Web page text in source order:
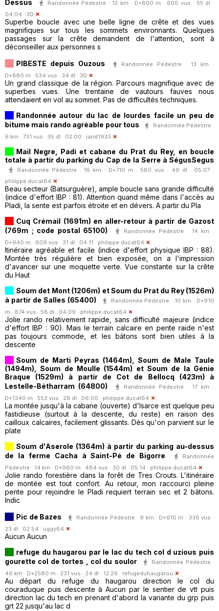
Dessus
Randonnée Pédestre · 12 km · D+800 m · 600 vus · 55 dl ·
04:04 · 3D
Superbe boucle avec une belle ligne de crête et des vues
magnifiques sur tous les sommets environnants. Quelques
passages sur la crête demandent de l'attention, sont à
déconseiller aux personnes s
PIBESTE depuis Ouzous
Randonnée Pédestre · 13 km ·
D+880 m · 534 vus · 34 dl · 3D
Un grand classique de la région. Parcours magnifique avec de
superbes vues. Une trentaine de vautours fauves nous
attendaient en vol au sommet. Pas de difficultés techniques.
Randonnée autour du lac de lourdes facile un peu de
bitume mais rando agréable pour tous
Randonnée Pédestre ·
6 km · 731 vus · 35 dl · 02:00 · jand1933
Mail Negre, Padi et cabane du Prat du Rey, en boucle
totale à partir du parking du Cap de la Serre à SégusSegus
Randonnée Pédestre · 16 km · D+710 m · 580 vus · 49 dl · 05:07 ·
philippe.ducat64
Beau secteur (Batsurguère), ample boucle sans grande difficulté
(indice d'effort IBP : 81). Attention quand même dans l'accès au
Pladi, la sente est parfois étroite et en dévers. A partir du Pla
Cuq Crémail (1691m) en aller-retour à partir de Gazost
(769m ; code postal 65100)
Randonnée Pédestre · 14 km ·
D+940 m · 609 vus · 31 dl · 04:11 · philippe.ducat64
Itinéraire agréable et facile (indice d'effort physique IBP : 88).
Montée très régulière et bien exposée, on a l'impression
d'avancer sur une moquette verte. Vue constante sur la crête
du Haut
Soum det Mont (1206m) et Soum du Prat du Rey (1526m)
à partir de Salles (65400)
Randonnée Pédestre · 10 km · D+910
m · 874 vus · 58 dl · 04:09 · philippe.ducat64
Jolie rando relativement rapide, sans difficulté majeure (indice
d'effort IBP : 90). Mais le terrain calcaire en pente raide n'est
pas toujours commode, et les bâtons sont bien utiles à la
descente
Soum de Marti Peyras (1464m), Soum de Male Taule
(1494m), Soum de Moulle (1544m) et Soum de la Génie
Braque (1529m) à partir de Cot de Bellocq (423m) à
Lestelle-Bétharram (64800)
Randonnée Pédestre · 17 km ·
D+1340 m · 553 vus · 28 dl · 06:00 · philippe.ducat64
La montée jusqu'à la cabane (ouverte) d'Isarce est quelque peu
fastidieuse (surtout à la descente, du reste) en raison des
cailloux calcaires, facilement glissants. Dès qu'on parvient sur le
plate
Soum d'Aserole (1364m) à partir du parking au-dessus
de la ferme Cacha à Saint-Pé de Bigorre
Randonnée
Pédestre · 14 km · D+980 m · 484 vus · 30 dl · 05:14 · philippe.ducat64
Jolie rando forestière dans la forêt de Tres Crouts. L'itinéraire
de montée est tout confort. Au retour, mon raccourci pleine
pente pour rejoindre le Pladi requiert terrain sec et 2 bâtons.
Indic
Pic de Bazes
Randonnée Pédestre · 9 km · D+610 m · 336 vus ·
23 dl · 02:54 · uggy64
Aucun Aucun
refuge du haugarou par le lac du tech col d uzious puis
gourette col de tortes , col du soulor
Randonnée Pédestre ·
46 km · D+2580 m · 231 vus · 24 dl · 12:26 · refugeduhaugarou
Au départ du refuge du haugarou direction le col du
couraduque puis descente à Aucun par le sentier de vtt puis
direction lac du tech en prenant d'abord la variante du grp puis
grt 22 jusqu'au lac d